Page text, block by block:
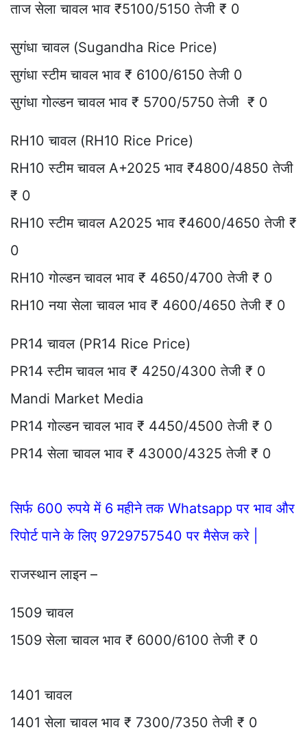
ताज सेला चावल भाव ₹5100/5150 तेजी ₹ 0
सुगंधा चावल (Sugandha Rice Price)
सुगंधा स्टीम चावल भाव ₹ 6100/6150 तेजी 0
सुगंधा गोल्डन चावल भाव ₹ 5700/5750 तेजी ₹ 0
RH10 चावल (RH10 Rice Price)
RH10 स्टीम चावल A+2025 भाव ₹4800/4850 तेजी
₹ 0
RH10 स्टीम चावल A2025 भाव ₹4600/4650 तेजी ₹
0
RH10 गोल्डन चावल भाव ₹ 4650/4700 तेजी ₹ 0
RH10 नया सेला चावल भाव ₹ 4600/4650 तेजी ₹ 0
PR14 चावल (PR14 Rice Price)
PR14 स्टीम चावल भाव ₹ 4250/4300 तेजी ₹ 0
Mandi Market Media
PR14 गोल्डन चावल भाव ₹ 4450/4500 तेजी ₹ 0
PR14 सेला चावल भाव ₹ 43000/4325 तेजी ₹ 0
सिर्फ 600 रुपये में 6 महीने तक Whatsapp पर भाव और
रिपोर्ट पाने के लिए 9729757540 पर मैसेज करे |
राजस्थान लाइन –
1509 चावल
1509 सेला चावल भाव ₹ 6000/6100 तेजी ₹ 0
1401 चावल
1401 सेला चावल भाव ₹ 7300/7350 तेजी ₹ 0